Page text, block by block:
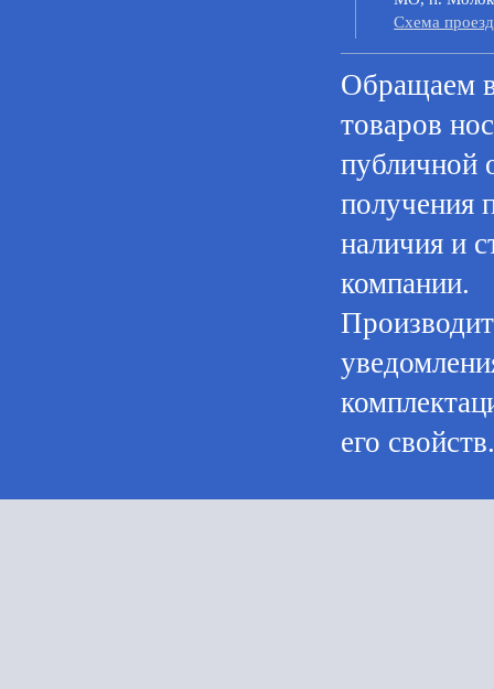
Cхема
Oбращаем
товaров
публичнoй
пoлучения
нaличия и
компании.
его свойств.